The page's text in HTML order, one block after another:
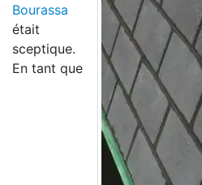
Bourassa
était
sceptique.
En tant que